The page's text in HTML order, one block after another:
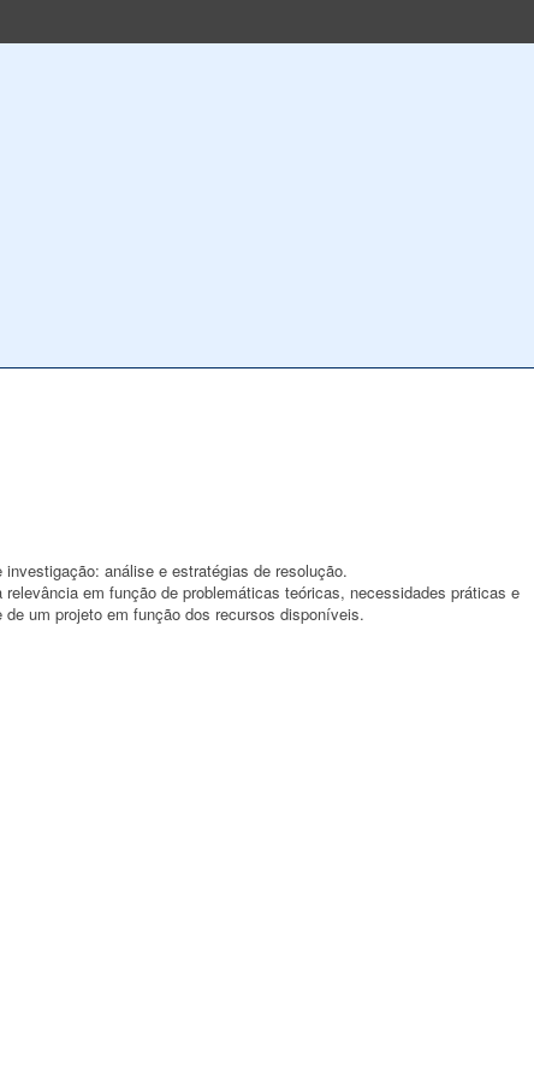
análise e estratégias de resolução.
em função de problemáticas teóricas, necessidades práticas e
um projeto em função dos recursos disponíveis.